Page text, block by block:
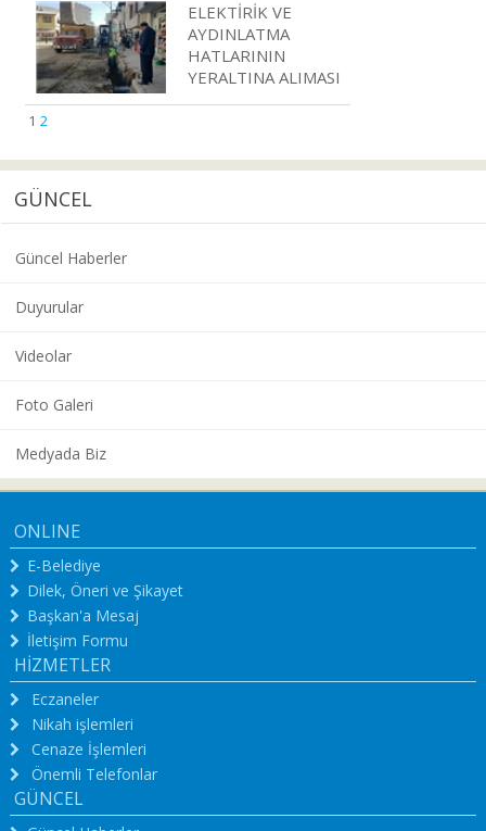
ELEKTİRİK VE
AYDINLATMA
HATLARININ
YERALTINA ALIMASI
1 2
GÜNCEL
Güncel Haberler
Duyurular
Videolar
Foto Galeri
Medyada Biz
ONLINE
E-Belediye
Dilek, Öneri ve Şikayet
Başkan'a Mesaj
İletişim Formu
HİZMETLER
Eczaneler
Nikah işlemleri
Cenaze İşlemleri
Önemli Telefonlar
GÜNCEL